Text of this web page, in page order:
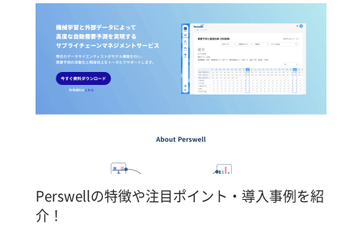
Perswellの特徴や注目ポイント・導入事例を紹
介！